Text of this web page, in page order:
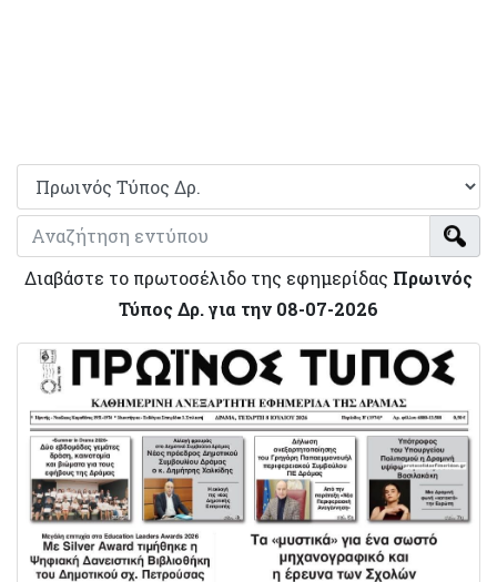
Διαβάστε το πρωτοσέλιδο της εφημερίδας Πρωινός
Τύπος Δρ. για την 08-07-2026